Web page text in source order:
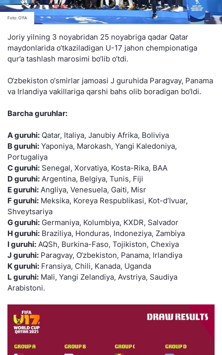
Foto: O‘FA
Joriy yilning 3 noyabridan 25 noyabriga qadar Qatar
maydonlarida o‘tkaziladigan U-17 jahon chempionatiga
qur’a tashlash marosimi bo‘lib o‘tdi.
O‘zbekiston o‘smirlar jamoasi J guruhida Paragvay, Panama
va Irlandiya vakillariga qarshi bahs olib boradigan bo‘ldi.
Barcha guruhlar:
A guruhi: Qatar, Italiya, Janubiy Afrika, Boliviya
B guruhi: Yaponiya, Marokash, Yangi Kaledoniya,
Portugaliya
C guruhi: Senegal, Xorvatiya, Kosta-Rika, BAA
D guruhi: Argentina, Belgiya, Tunis, Fiji
E guruhi: Angliya, Venesuela, Gaiti, Misr
F guruhi: Meksika, Koreya Respublikasi, Kot-d’Ivuar,
Shveytsariya
G guruhi: Germaniya, Kolumbiya, KXDR, Salvador
H guruhi: Braziliya, Honduras, Indoneziya, Zambiya
I guruhi: AQSh, Burkina-Faso, Tojikiston, Chexiya
J guruhi: Paragvay, O‘zbekiston, Panama, Irlandiya
K guruhi: Fransiya, Chili, Kanada, Uganda
L guruhi: Mali, Yangi Zelandiya, Avstriya, Saudiya
Arabistoni.